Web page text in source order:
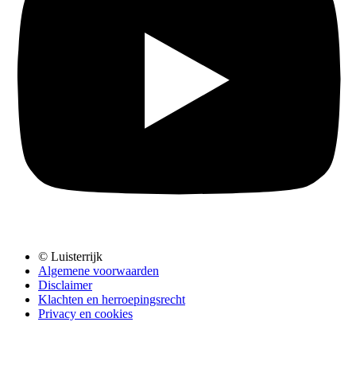
© Luisterrijk
Algemene voorwaarden
Disclaimer
Klachten en herroepingsrecht
Privacy en cookies